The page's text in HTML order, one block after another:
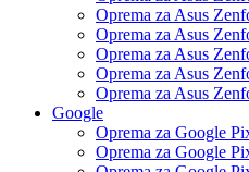
Oprema za Asus
Oprema za Asus
Oprema za Asus
Oprema za Asus
Oprema za Asus
Google
Oprema za Google
Oprema za Google